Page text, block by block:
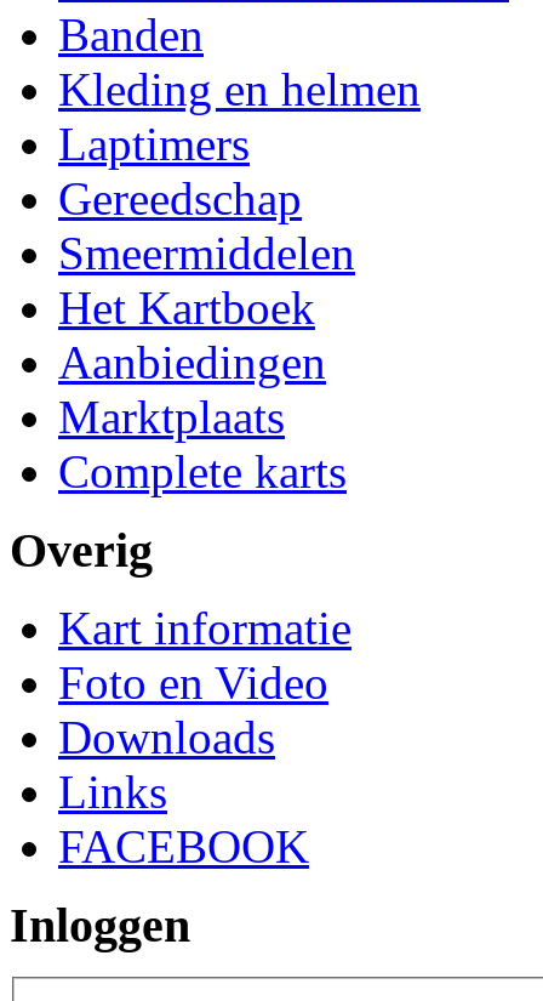
Banden
Kleding en helmen
Laptimers
Gereedschap
Smeermiddelen
Het Kartboek
Aanbiedingen
Marktplaats
Complete karts
Overig
Kart informatie
Foto en Video
Downloads
Links
FACEBOOK
Inloggen